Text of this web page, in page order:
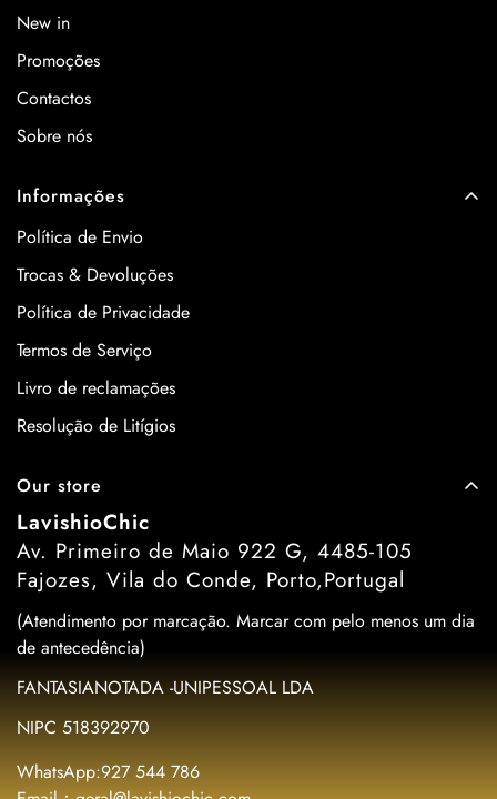
New in
Promoções
Contactos
Sobre nós
Informações
Política de Envio
Trocas & Devoluções
Política de Privacidade
Termos de Serviço
Livro de reclamações
Resolução de Litígios
Our store
LavishioChic
Av. Primeiro de Maio 922 G, 4485-105
Fajozes, Vila do Conde, Porto,Portugal
(Atendimento por marcação. Marcar com pelo menos um dia
de antecedência)
FANTASIANOTADA -UNIPESSOAL LDA
NIPC 518392970
WhatsApp:927 544 786